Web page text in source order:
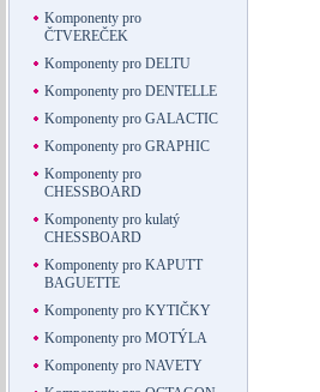
Komponenty pro
ČTVEREČEK
Komponenty pro DELTU
Komponenty pro DENTELLE
Komponenty pro GALACTIC
Komponenty pro GRAPHIC
Komponenty pro
CHESSBOARD
Komponenty pro kulatý
CHESSBOARD
Komponenty pro KAPUTT
BAGUETTE
Komponenty pro KYTIČKY
Komponenty pro MOTÝLA
Komponenty pro NAVETY